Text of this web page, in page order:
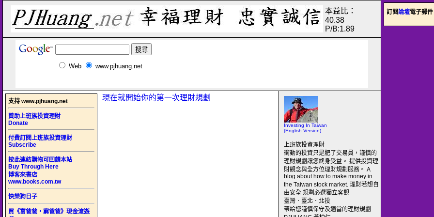
本益比：
40.38
P/B:1.89
Web www.pjhuang.net
Investing In Taiwan
(English Version)
上班族投資理財
衝動的投資只是肥了交易員，謹慎的
理財規劃讓您終身受益。 提供投資理
財觀念與全方位理財規劃服務。 A
blog about how to make money in
the Taiwan stock market. 理財若想自
由安全 規劃必選獨立客觀
臺灣．臺北．北投
帶給您謹慎保守及適當的理財規劃
支持 www.pjhuang.net
贊助上班族投資理財
Donate
付費訂閱上班族投資理財
Subscribe
按此連結購物可回饋本站
Buy Through Here
博客來書店
www.books.com.tw
快樂狗日子
買《富爸爸，窮爸爸》現金流遊
現在就開始你的第一次理財規劃
訂閱論壇電子郵